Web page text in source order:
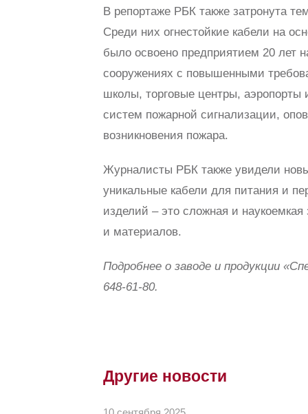
В репортаже РБК также затронута
Среди них огнестойкие кабели на
было освоено предприятием 20 лет
сооружениях с повышенными
школы, торговые центры,
систем пожарной сигнализации,
возникновения пожара.
Журналисты РБК также увидели
уникальные кабели для питания и
изделий – это сложная и
и материалов.
Подробнее о заводе и продукции
648-61-80.
Другие новости